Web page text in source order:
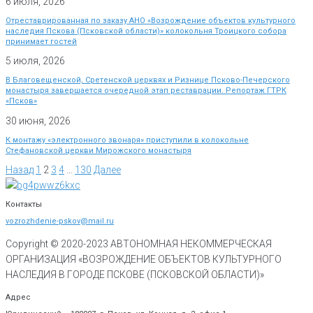
Отреставрированная по заказу АНО «Возрождение объектов культурного
наследия Пскова (Псковской области)» колокольня Троицкого собора
принимает гостей
5 июля, 2026
В Благовещенской, Сретенской церквях и Ризнице Псково-Печерского
монастыря завершается очередной этап реставрации. Репортаж ГТРК
«Псков»
30 июня, 2026
К монтажу «электронного звонаря» приступили в колокольне
Стефановской церкви Мирожского монастыря
Назад 1 2 3 4 130 Далее
Контакты
vozrozhdenie-pskov@mail.ru
Copyright © 2020-2023 АВТОНОМНАЯ НЕКОММЕРЧЕСКАЯ
ОРГАНИЗАЦИЯ «ВОЗРОЖДЕНИЕ ОБЪЕКТОВ КУЛЬТУРНОГО
НАСЛЕДИЯ В ГОРОДЕ ПСКОВЕ (ПСКОВСКОЙ ОБЛАСТИ)»
Адрес